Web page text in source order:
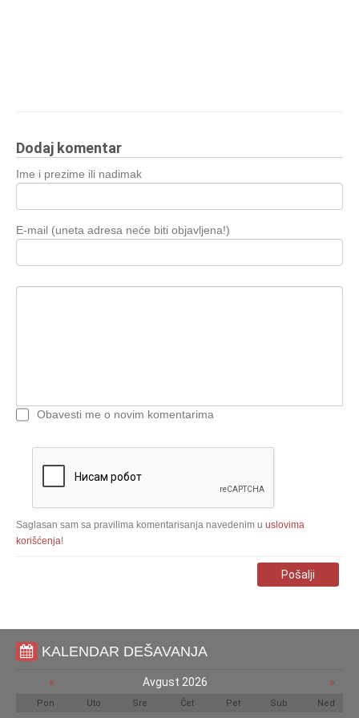
Dodaj komentar
Ime i prezime ili nadimak
E-mail (uneta adresa neće biti objavljena!)
Obavesti me o novim komentarima
Saglasan sam sa pravilima komentarisanja navedenim u uslovima
korišćenja!
Pošalji
KALENDAR DEŠAVANJA
« Avgust 2026 »
Pon Uto Sre Čet Pet Sub Ned